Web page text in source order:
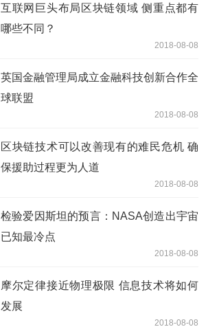
互联网巨头布局区块链领域 侧重点都有
哪些不同？
2018-08-08
英国金融管理局成立金融科技创新合作全
球联盟
2018-08-08
区块链技术可以改善现有的难民危机 确
保援助过程更为人道
2018-08-08
检验爱因斯坦的预言：NASA创造出宇宙
已知最冷点
2018-08-08
摩尔定律接近物理极限 信息技术将如何
发展
2018-08-08